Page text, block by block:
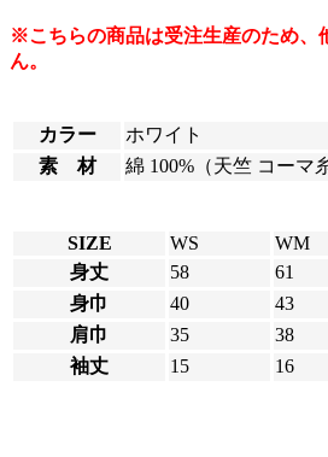
※こちらの商品は受注生産のため、
ん。
カラー
ホワイト
素 材
綿 100%（天竺 コーマ
SIZE WS WM
身丈
58 61
身巾
40 43
肩巾
35 38
袖丈
15 16